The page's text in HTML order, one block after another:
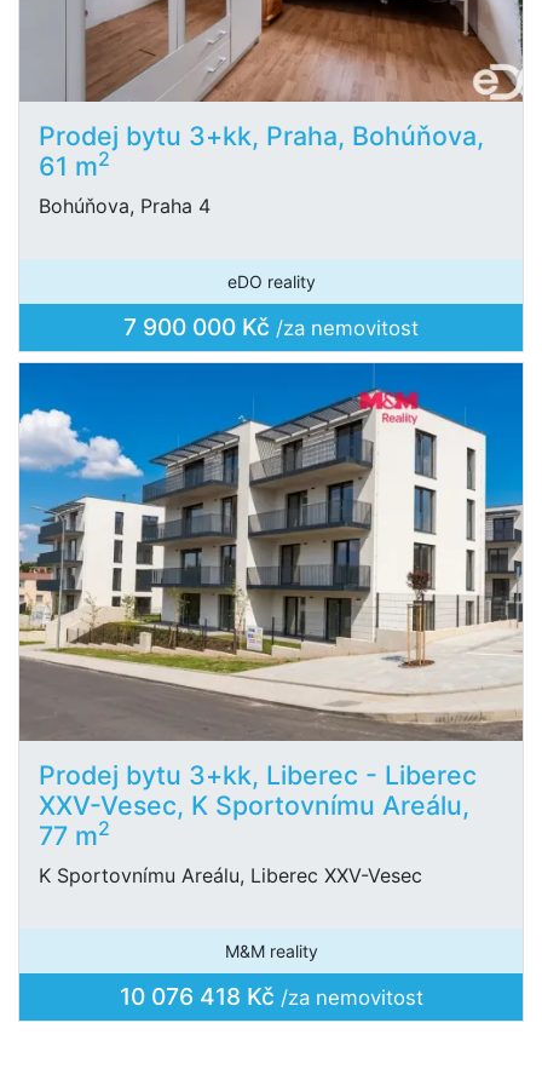
Prodej bytu 3+kk, Praha, Bohúňova,
61 m2
Bohúňova, Praha 4
eDO reality
7 900 000 Kč /za nemovitost
Prodej bytu 3+kk, Liberec - Liberec
XXV-Vesec, K Sportovnímu Areálu,
77 m2
K Sportovnímu Areálu, Liberec XXV-Vesec
M&M reality
10 076 418 Kč /za nemovitost